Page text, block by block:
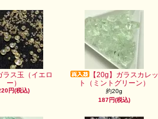
ス玉（イエロ
ー）
円(税込)
【20g】ガラスカレッ
ト（ミントグリーン）
約20g
187円(税込)